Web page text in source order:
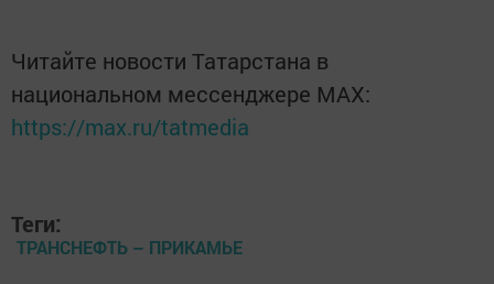
Читайте новости Татарстана в
национальном мессенджере MАХ:
https://max.ru/tatmedia
Теги:
ТРАНСНЕФТЬ – ПРИКАМЬЕ